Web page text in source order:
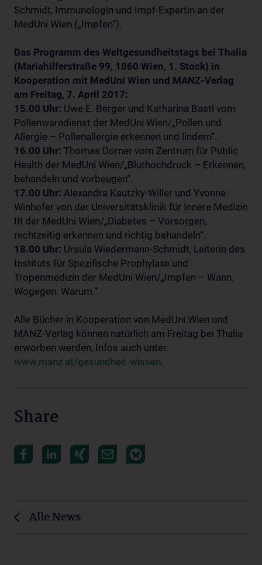
Schmidt, Immunologin und Impf-Expertin an der
MedUni Wien („Impfen“).
Das Programm des Weltgesundheitstags bei Thalia
(Mariahilferstraße 99, 1060 Wien, 1. Stock) in
Kooperation mit MedUni Wien und MANZ-Verlag
am Freitag, 7. April 2017:
15.00 Uhr: Uwe E. Berger und Katharina Bastl vom
Pollenwarndienst der MedUni Wien/„Pollen und
Allergie – Pollenallergie erkennen und lindern“.
16.00 Uhr: Thomas Dorner vom Zentrum für Public
Health der MedUni Wien/„Bluthochdruck – Erkennen,
behandeln und vorbeugen“.
17.00 Uhr: Alexandra Kautzky-Willer und Yvonne
Winhofer von der Universitätsklinik für Innere Medizin
III der MedUni Wien/„Diabetes – Vorsorgen,
rechtzeitig erkennen und richtig behandeln“.
18.00 Uhr: Ursula Wiedermann-Schmidt, Leiterin des
Instituts für Spezifische Prophylaxe und
Tropenmedizin der MedUni Wien/„Impfen – Wann.
Wogegen. Warum.“
Alle Bücher in Kooperation von MedUni Wien und
MANZ-Verlag können natürlich am Freitag bei Thalia
erworben werden, Infos auch unter:
www.manz.at/gesundheit-wissen.
Share
Alle News